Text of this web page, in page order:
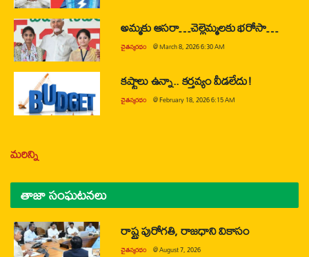
అమ్మకు ఆసరా…చెల్లెమ్మలకు భరోసా…
చైతన్యరధం @March 8, 2026 6:30 AM
కష్టాలు ఉన్నా.. కర్తవ్యం వీడలేదు!
చైతన్యరధం @February 18, 2026 6:15 AM
మరిన్ని
తాజా సంఘటనలు
రాష్ట్ర పురోగతి, రాజధాని వికాసం
చైతన్యరధం @August 7, 2026